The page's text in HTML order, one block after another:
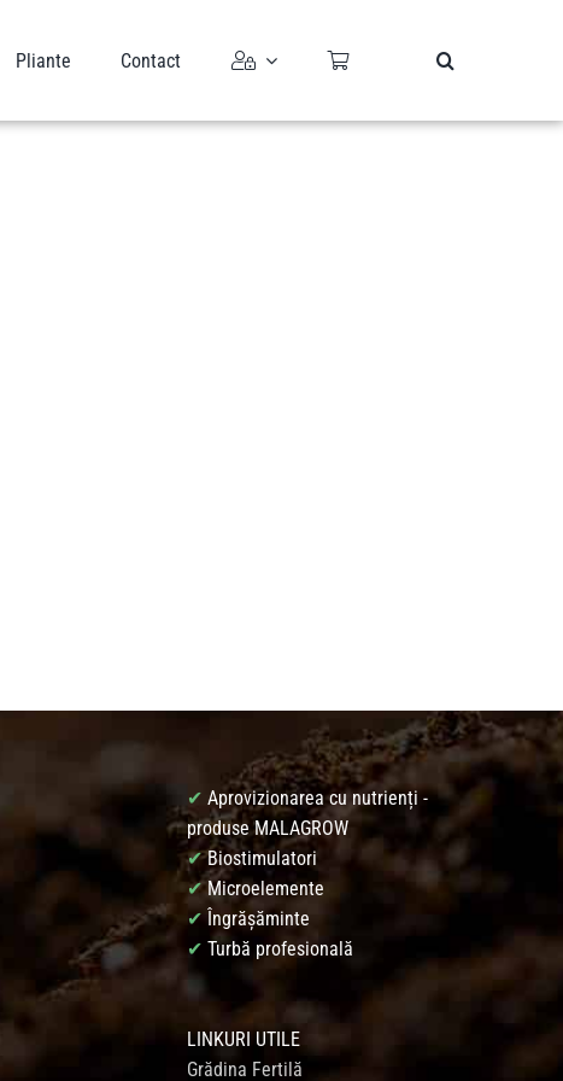
Pliante Contact
✔ Aprovizionarea cu nutrienți -
produse MALAGROW
✔Biostimulatori
✔Microelemente
✔Îngrășăminte
✔ Turbă profesională
LINKURI UTILE
Grădina Fertilă